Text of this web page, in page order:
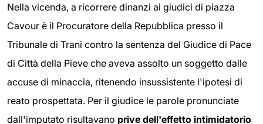
Nella vicenda, a ricorrere dinanzi ai giudici di piazza
Cavour è il Procuratore della Repubblica presso il
Tribunale di Trani contro la sentenza del Giudice di Pace
di Città della Pieve che aveva assolto un soggetto dalle
accuse di minaccia, ritenendo insussistente l'ipotesi di
reato prospettata. Per il giudice le parole pronunciate
dall'imputato risultavano prive dell'effetto intimidatorio